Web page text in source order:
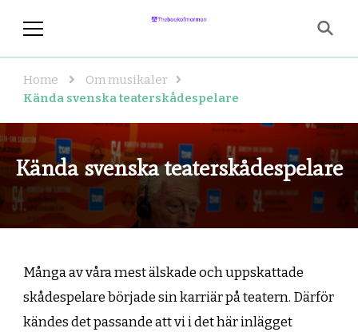
Home
Om musikaler
Kända svenska teaterskådespelare
Kända svenska teaterskådespelare
Många av våra mest älskade och uppskattade
skådespelare började sin karriär på teatern. Därför
kändes det passande att vi i det här inlägget